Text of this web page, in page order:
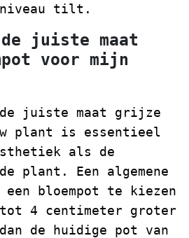
niveau tilt.
juiste maat
voor mijn
juiste maat grijze
plant is essentieel
als de
plant. Een algemene
bloempot te kiezen
4 centimeter groter
de huidige pot van